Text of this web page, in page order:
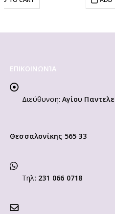
ΕΠΙΚΟΙΝΩΝΊΑ
Διεύθυνση: Αγίου
Θεσσαλονίκης 565 33
Τηλ: 231 066 0718